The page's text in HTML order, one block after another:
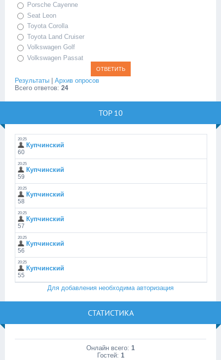
Porsche Cayenne
Seat Leon
Toyota Corolla
Toyota Land Cruiser
Volkswagen Golf
Volkswagen Passat
Результаты
Архив опросов
Всего ответов: 24
TOP 10
Для добавления необходима авторизация
СТАТИСТИКА
Онлайн всего: 1
Гостей: 1